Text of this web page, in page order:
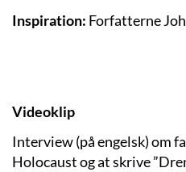
Inspiration: Forfatterne
Videoklip
Interview (på engelsk) om
Holocaust og at skrive